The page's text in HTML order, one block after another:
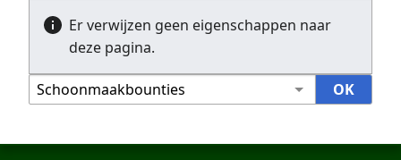
Er verwijzen geen eigenschappen naar
deze pagina.